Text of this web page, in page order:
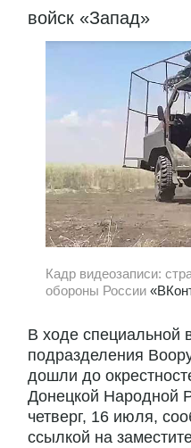
войск «Запад»
Кадр видеозаписи:
обороны России
В ходе специальной
подразделения
дошли до
Донецкой Народной
четверг, 16 июля,
ссылкой на